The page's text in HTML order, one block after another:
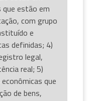
estão em
com grupo
e
definidas; 4)
legal,
real; 5)
que
de bens,